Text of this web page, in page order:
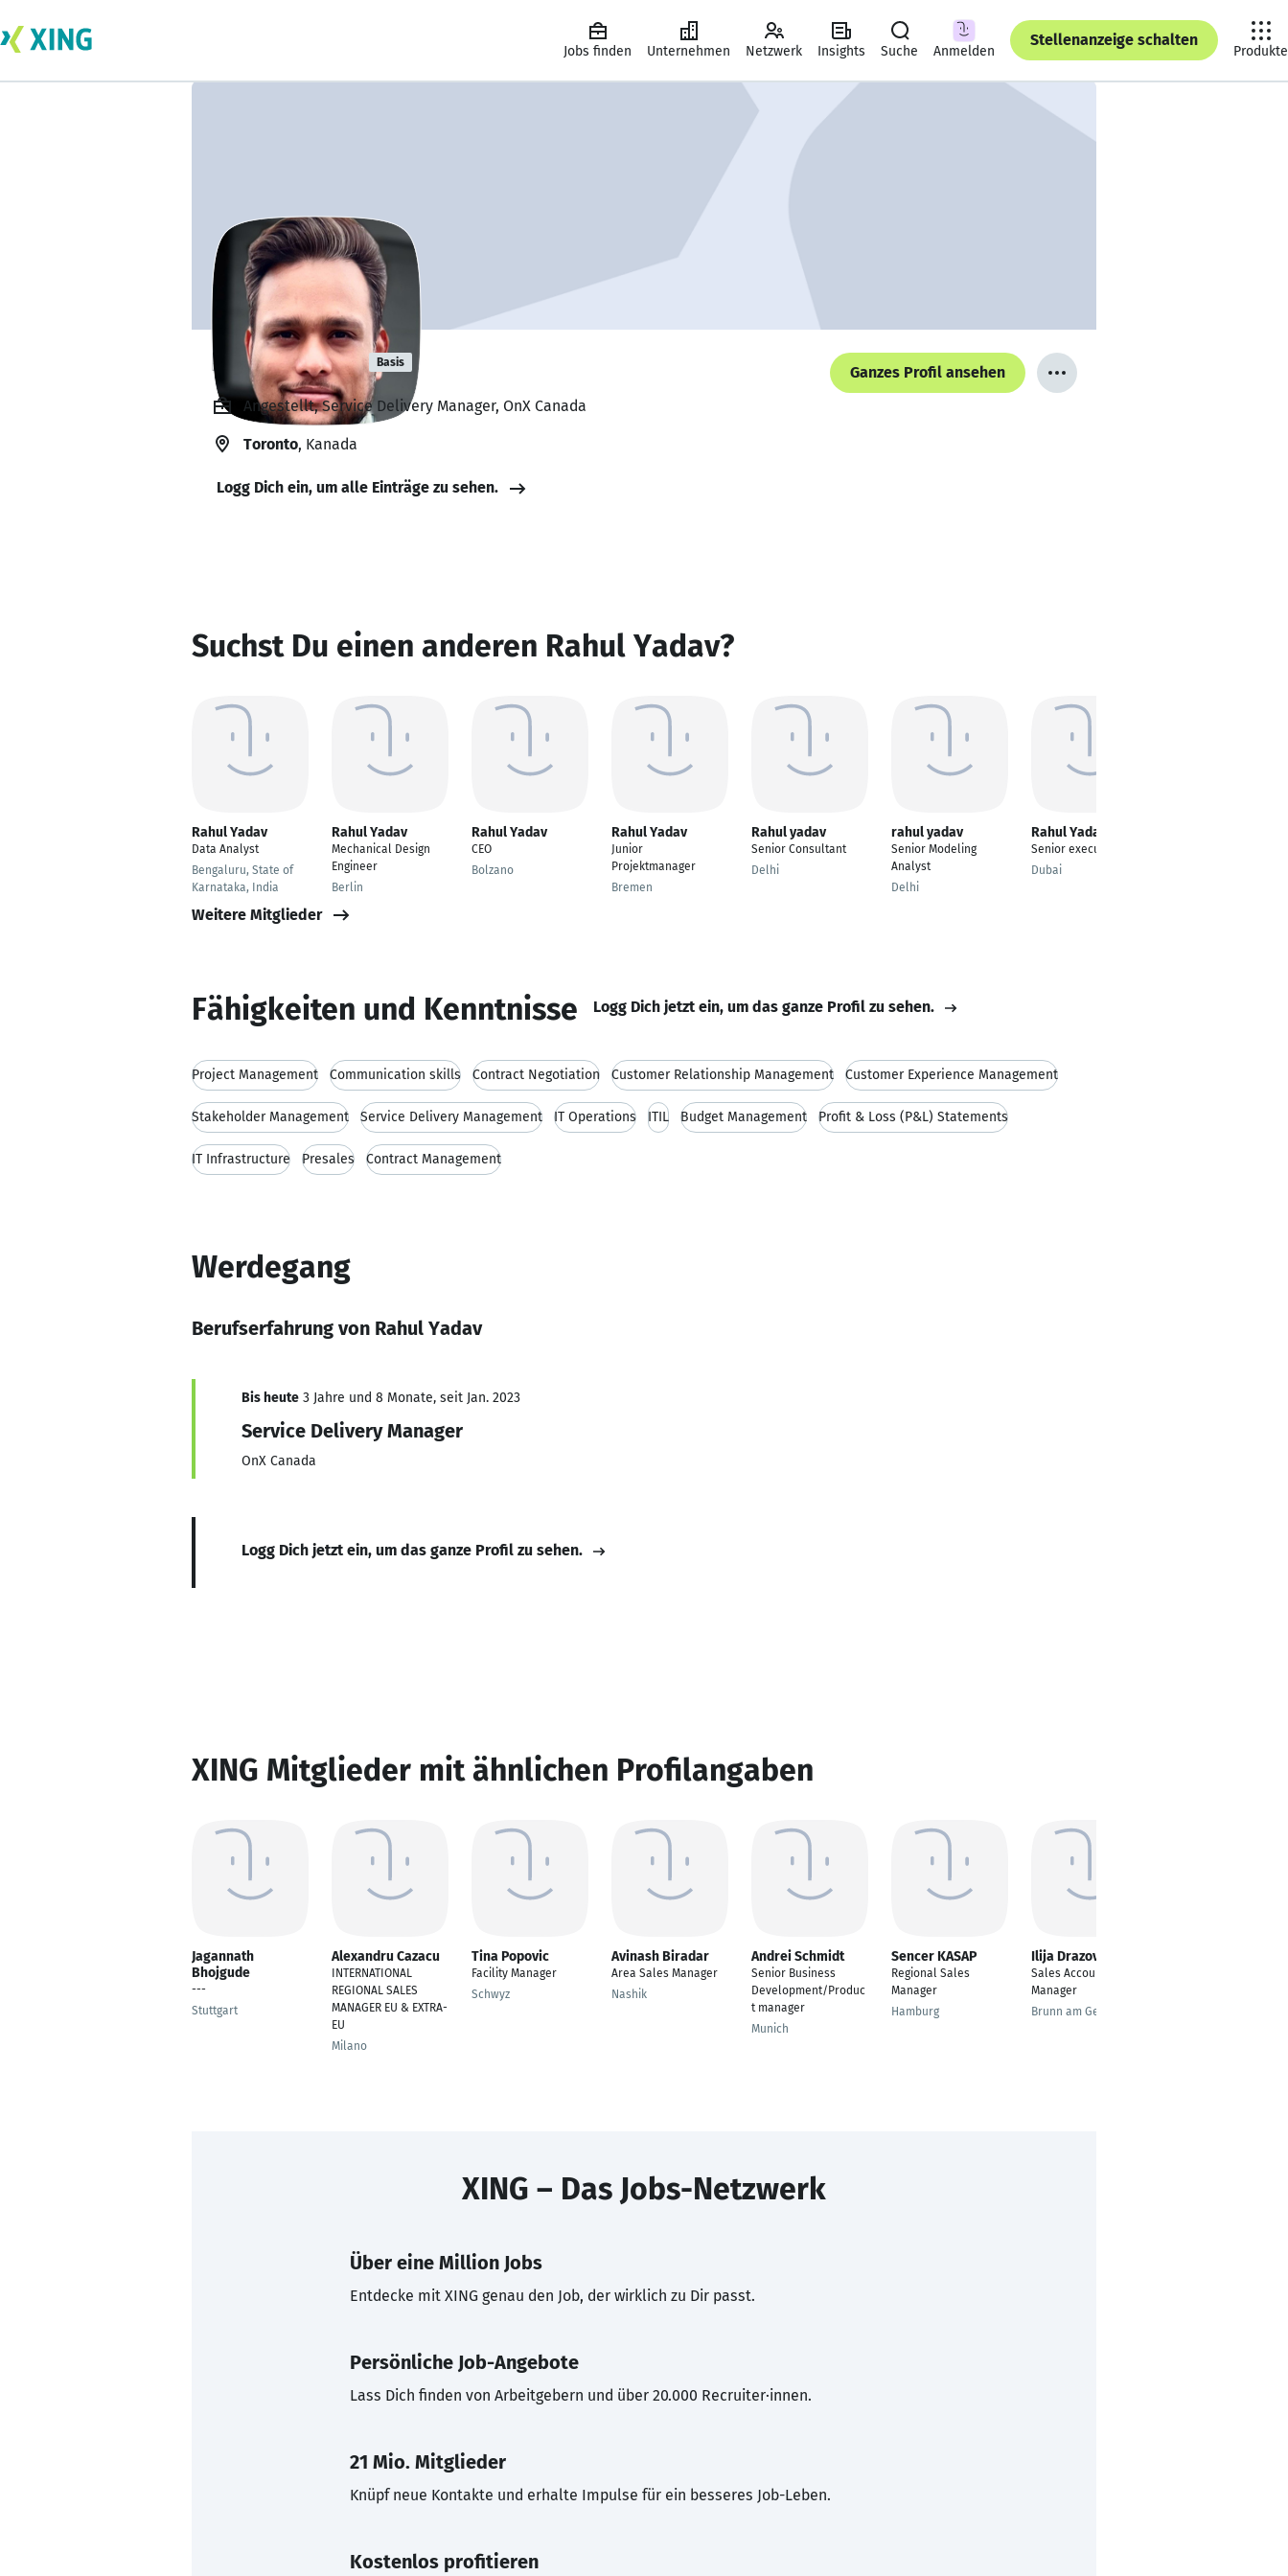
Jobs finden Unternehmen Netzwerk Insights Suche Anmelden
Stellenanzeige schalten
Produkte
Rahul Yadav Basis
Ganzes Profil ansehen
Angestellt, Service Delivery Manager, OnX Canada
Toronto, Kanada
Logg Dich ein, um alle Einträge zu sehen.
Suchst Du einen anderen Rahul Yadav?
Rahul Yadav
Data Analyst
Bengaluru, State of
Karnataka, India
Rahul Yadav
Mechanical Design
Engineer
Berlin
Rahul Yadav
CEO
Bolzano
Rahul Yadav
Junior
Projektmanager
Bremen
Rahul yadav
Senior Consultant
Delhi
rahul yadav
Senior Modeling
Analyst
Delhi
Rahul Yadav
Senior executive hr
Dubai
Weitere Mitglieder
Fähigkeiten und Kenntnisse Logg Dich jetzt ein, um das ganze Profil zu sehen.
Project Management Communication skills Contract Negotiation Customer Relationship Management Customer Experience Management
Stakeholder Management Service Delivery Management IT Operations ITIL Budget Management Profit & Loss (P&L) Statements
IT Infrastructure Presales Contract Management
Werdegang
Berufserfahrung von Rahul Yadav
Bis heute 3 Jahre und 8 Monate, seit Jan. 2023
Service Delivery Manager
OnX Canada
Logg Dich jetzt ein, um das ganze Profil zu sehen.
XING Mitglieder mit ähnlichen Profilangaben
Jagannath
Bhojgude
---
Stuttgart
Alexandru Cazacu
INTERNATIONAL
REGIONAL SALES
MANAGER EU & EXTRA-
EU
Milano
Tina Popovic
Facility Manager
Schwyz
Avinash Biradar
Area Sales Manager
Nashik
Andrei Schmidt
Senior Business
Development/Produc
t manager
Munich
Sencer KASAP
Regional Sales
Manager
Hamburg
Ilija Drazovic
Sales Account
Manager
Brunn am Gebirge
XING – Das Jobs-Netzwerk
Über eine Million Jobs
Entdecke mit XING genau den Job, der wirklich zu Dir passt.
Persönliche Job-Angebote
Lass Dich finden von Arbeitgebern und über 20.000 Recruiter·innen.
21 Mio. Mitglieder
Knüpf neue Kontakte und erhalte Impulse für ein besseres Job-Leben.
Kostenlos profitieren